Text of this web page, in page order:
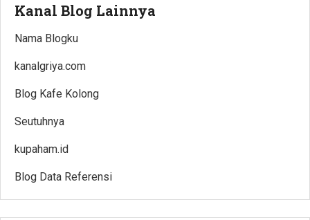
Kanal Blog Lainnya
Nama Blogku
kanalgriya.com
Blog Kafe Kolong
Seutuhnya
kupaham.id
Blog Data Referensi